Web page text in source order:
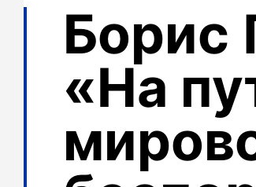
Борис
«На